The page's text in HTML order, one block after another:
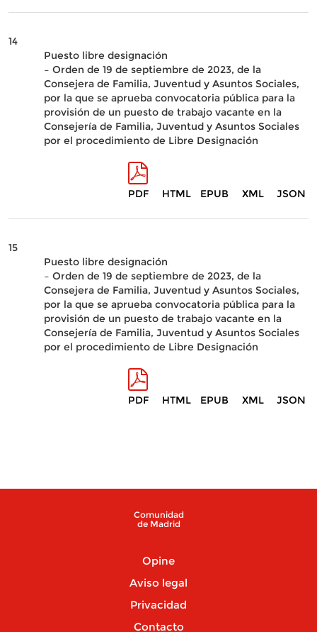
14
Puesto libre designación
– Orden de 19 de septiembre de 2023, de la
Consejera de Familia, Juventud y Asuntos Sociales,
por la que se aprueba convocatoria pública para la
provisión de un puesto de trabajo vacante en la
Consejería de Familia, Juventud y Asuntos Sociales
por el procedimiento de Libre Designación
PDF HTML EPUB XML JSON
15
Puesto libre designación
– Orden de 19 de septiembre de 2023, de la
Consejera de Familia, Juventud y Asuntos Sociales,
por la que se aprueba convocatoria pública para la
provisión de un puesto de trabajo vacante en la
Consejería de Familia, Juventud y Asuntos Sociales
por el procedimiento de Libre Designación
PDF HTML EPUB XML JSON
Comunidad
de Madrid
Opine
Aviso legal
Privacidad
Contacto